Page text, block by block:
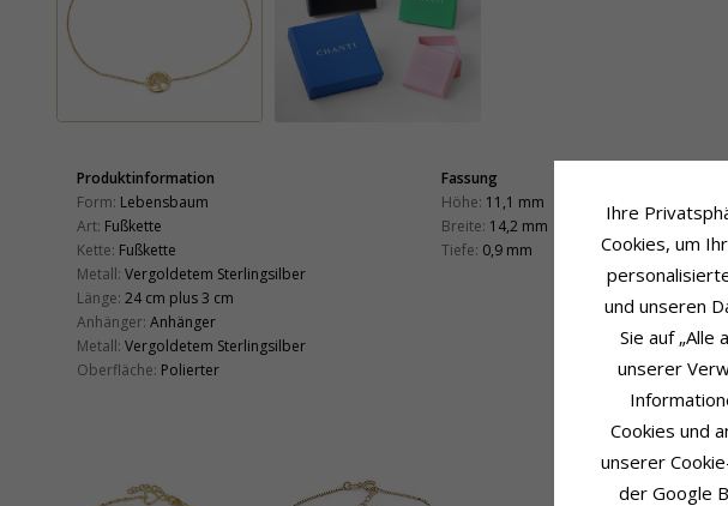
Produktinformation
Form: Lebensbaum
Art: Fußkette
Kette: Fußkette
Metall: Vergoldetem Sterlingsilber
Länge: 24 cm plus 3 cm
Anhänger: Anhänger
Metall: Vergoldetem Sterlingsilber
Oberfläche: Polierter
Fassung
Höhe: 11,1 mm
Breite: 14,2 mm
Tiefe: 0,9 mm
Ihre
Cookies, um
und unseren
Sie auf „Alle
unserer
Cookies und
unserer
der Google